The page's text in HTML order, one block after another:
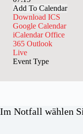
Add To Calendar
Download ICS
Google Calendar
iCalendar Office
365 Outlook
Live
Event Type
Im Notfall wählen